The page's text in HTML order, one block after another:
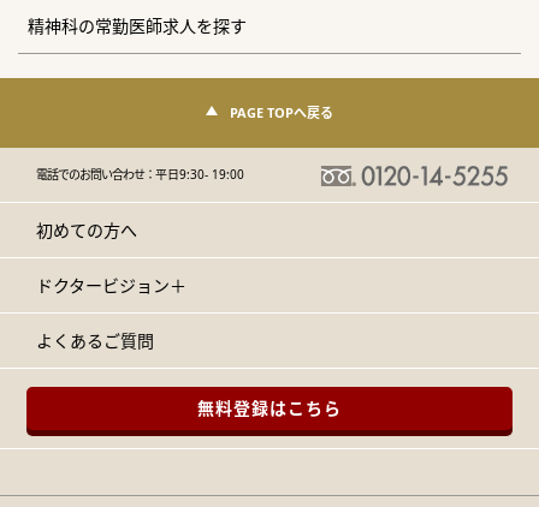
精神科の常勤医師求人を探す
PAGE TOPへ戻る
電話でのお問い合わせ：平日9:30- 19:00
初めての方へ
ドクタービジョン＋
よくあるご質問
無料登録はこちら